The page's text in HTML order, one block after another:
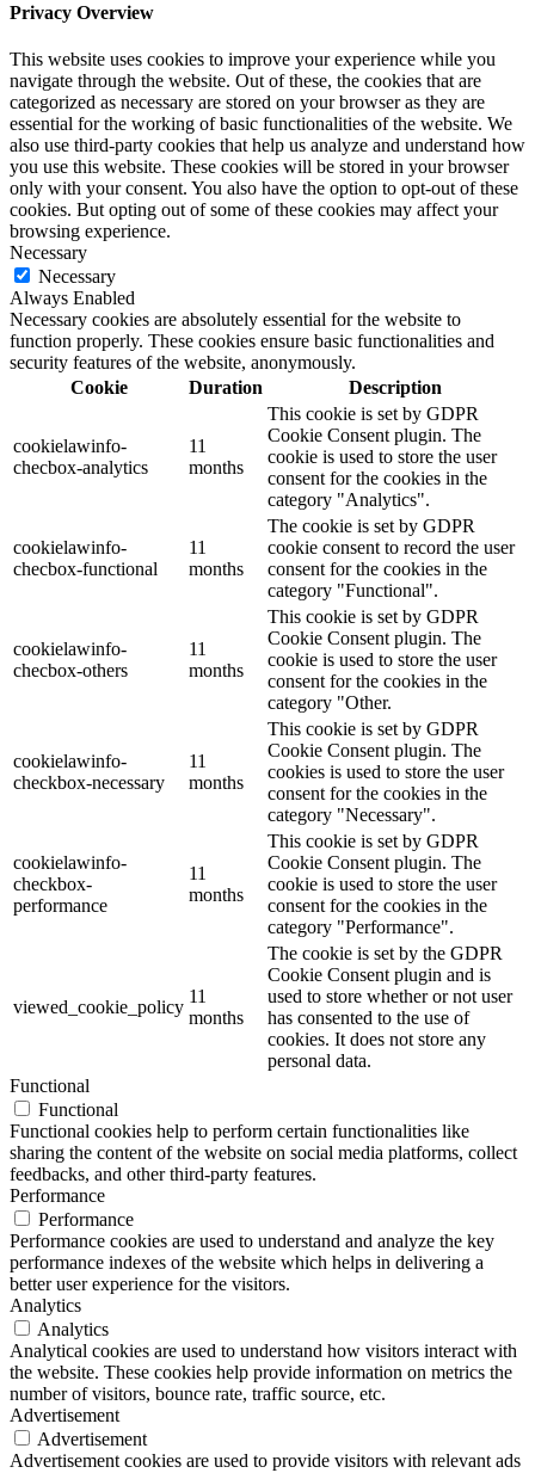
Privacy Overview
This website uses cookies to improve your experience while you
navigate through the website. Out of these, the cookies that are
categorized as necessary are stored on your browser as they are
essential for the working of basic functionalities of the website. We
also use third-party cookies that help us analyze and understand how
you use this website. These cookies will be stored in your browser
only with your consent. You also have the option to opt-out of these
cookies. But opting out of some of these cookies may affect your
browsing experience.
Necessary
Necessary
Always Enabled
Necessary cookies are absolutely essential for the website to
function properly. These cookies ensure basic functionalities and
security features of the website, anonymously.
Cookie
Duration Description
cookielawinfo-
checbox-analytics
11
months
This cookie is set by GDPR
Cookie Consent plugin. The
cookie is used to store the user
consent for the cookies in the
category "Analytics".
cookielawinfo-
checbox-functional
11
months
The cookie is set by GDPR
cookie consent to record the user
consent for the cookies in the
category "Functional".
cookielawinfo-
checbox-others
11
months
This cookie is set by GDPR
Cookie Consent plugin. The
cookie is used to store the user
consent for the cookies in the
category "Other.
cookielawinfo-
checkbox-necessary
11
months
This cookie is set by GDPR
Cookie Consent plugin. The
cookies is used to store the user
consent for the cookies in the
category "Necessary".
cookielawinfo-
checkbox-
performance
11
months
This cookie is set by GDPR
Cookie Consent plugin. The
cookie is used to store the user
consent for the cookies in the
category "Performance".
viewed_cookie_policy
11
months
The cookie is set by the GDPR
Cookie Consent plugin and is
used to store whether or not user
has consented to the use of
cookies. It does not store any
personal data.
Functional
Functional
Functional cookies help to perform certain functionalities like
sharing the content of the website on social media platforms, collect
feedbacks, and other third-party features.
Performance
Performance
Performance cookies are used to understand and analyze the key
performance indexes of the website which helps in delivering a
better user experience for the visitors.
Analytics
Analytics
Analytical cookies are used to understand how visitors interact with
the website. These cookies help provide information on metrics the
number of visitors, bounce rate, traffic source, etc.
Advertisement
Advertisement
Advertisement cookies are used to provide visitors with relevant ads